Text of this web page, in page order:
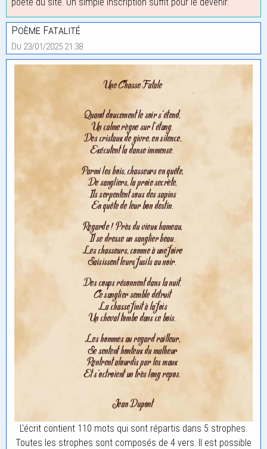
Poème Fatalité
Du 23/01/2025 21:38
L'écrit contient 110 mots qui sont répartis dans 5 strophes.
Toutes les strophes sont composés de 4 vers. Il est possible